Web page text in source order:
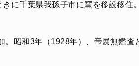
に千葉県我孫子市に窯を移設移住
昭和3年（1928年）、帝展無鑑査